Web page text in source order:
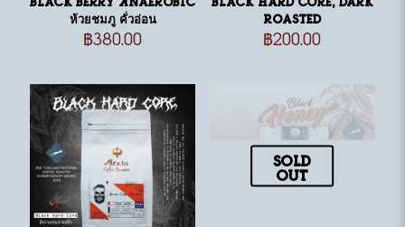
ห้วยชมภู คั่วอ่อน
฿380.00
roasted
฿200.00
Sold
out